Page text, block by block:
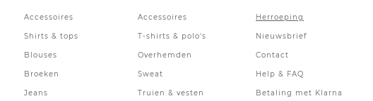
Accessoires
Shirts & tops
Blouses
Broeken
Jeans
Accessoires
T-shirts & polo's
Overhemden
Sweat
Truien & vesten
Herroeping
Nieuwsbrief
Contact
Help & FAQ
Betaling met Klarna